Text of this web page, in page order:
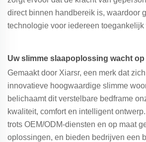
direct binnen handbereik is, waardoor
technologie voor iedereen toegankelijk
Uw slimme slaapoplossing wacht op
Gemaakt door Xiarsr, een merk dat
innovatieve hoogwaardige slimme
belichaamt dit verstelbare bedframe
kwaliteit, comfort en intelligent
trots OEM/ODM-diensten en op maat
oplossingen, en bieden bedrijven een